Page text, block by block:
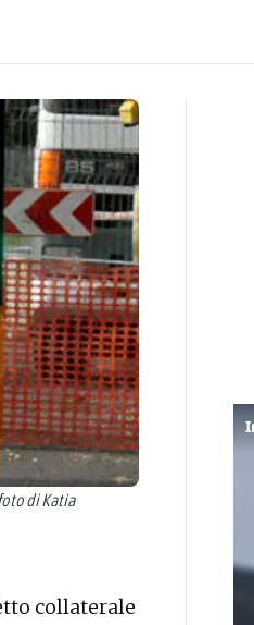
di Katia
collaterale